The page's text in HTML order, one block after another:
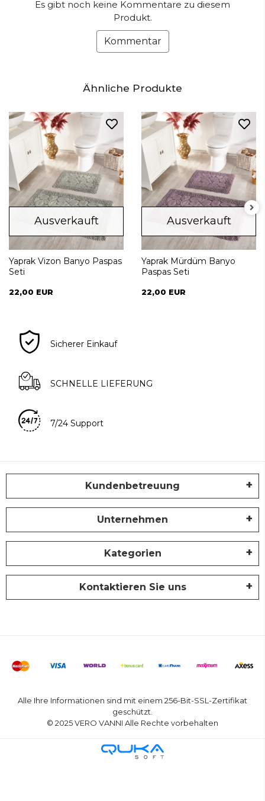
Es gibt noch keine Kommentare zu diesem
Produkt.
Kommentar
Ähnliche Produkte
Ausverkauft
Yaprak Vizon Banyo Paspas
Seti
22,00 EUR
Ausverkauft
Yaprak Mürdüm Banyo
Paspas Seti
22,00 EUR
Sicherer Einkauf
SCHNELLE LIEFERUNG
7/24 Support
Kundenbetreuung
Unternehmen
Kategorien
Kontaktieren Sie uns
Alle Ihre Informationen sind mit einem 256-Bit-SSL-Zertifikat
geschützt.
© 2025 VERO VANNI Alle Rechte vorbehalten